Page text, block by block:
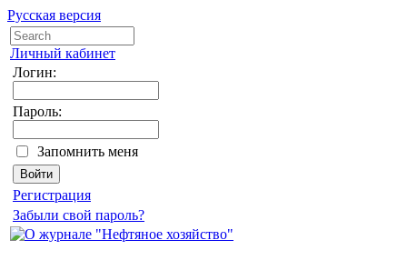
Русская версия
Личный кабинет
Логин:
Пароль:
Запомнить меня
Регистрация
Забыли свой пароль?